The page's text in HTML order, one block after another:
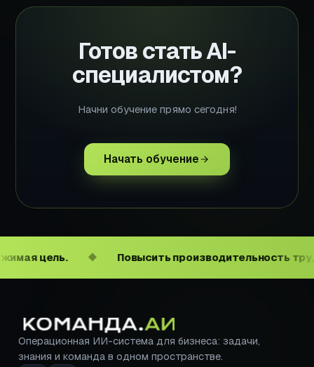
Готов стать AI-
специалистом?
Начни обучение прямо сегодня!
Начать обучение
◆ Повысить производительность труда в
Операционная ИИ-система для бизнеса: задачи,
знания и команда в одном пространстве.